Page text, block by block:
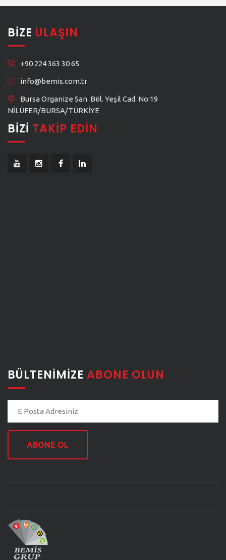
BIZE ULAŞIN
+90 224 363 30 65
info@bemis.com.tr
Bursa Organize San. Böl. Yeşil Cad. No:19
NİLÜFER/BURSA/TÜRKİYE
BIZI TAKIP EDIN
BÜLTENIMIZE ABONE OLUN
ABONE OL